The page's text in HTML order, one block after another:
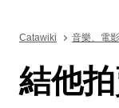
Catawiki 音樂、電
結他